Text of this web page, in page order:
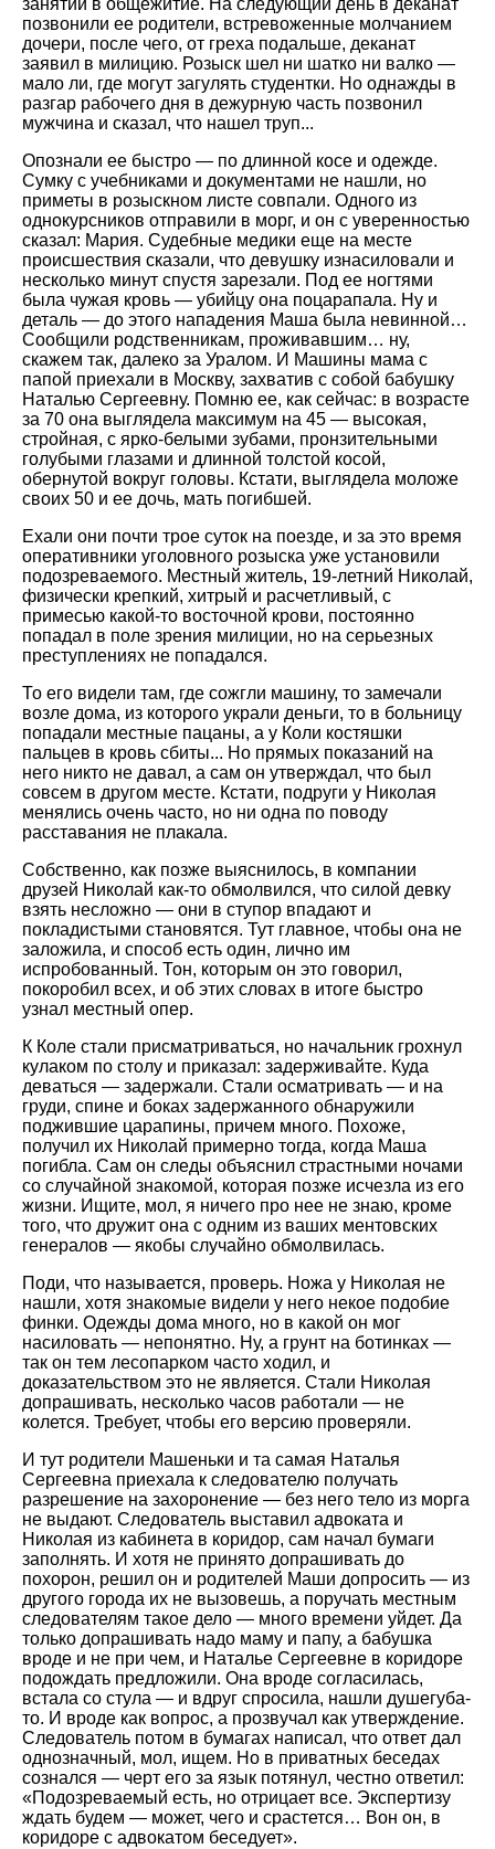
занятий в общежитие. На следующий день в деканат
позвонили ее родители, встревоженные молчанием
дочери, после чего, от греха подальше, деканат
заявил в милицию. Розыск шел ни шатко ни валко —
мало ли, где могут загулять студентки. Но однажды в
разгар рабочего дня в дежурную часть позвонил
мужчина и сказал, что нашел труп...
Опознали ее быстро — по длинной косе и одежде.
Сумку с учебниками и документами не нашли, но
приметы в розыскном листе совпали. Одного из
однокурсников отправили в морг, и он с уверенностью
сказал: Мария. Судебные медики еще на месте
происшествия сказали, что девушку изнасиловали и
несколько минут спустя зарезали. Под ее ногтями
была чужая кровь — убийцу она поцарапала. Ну и
деталь — до этого нападения Маша была невинной…
Сообщили родственникам, проживавшим… ну,
скажем так, далеко за Уралом. И Машины мама с
папой приехали в Москву, захватив с собой бабушку
Наталью Сергеевну. Помню ее, как сейчас: в возрасте
за 70 она выглядела максимум на 45 — высокая,
стройная, с ярко-белыми зубами, пронзительными
голубыми глазами и длинной толстой косой,
обернутой вокруг головы. Кстати, выглядела моложе
своих 50 и ее дочь, мать погибшей.
Ехали они почти трое суток на поезде, и за это время
оперативники уголовного розыска уже установили
подозреваемого. Местный житель, 19-летний Николай,
физически крепкий, хитрый и расчетливый, с
примесью какой-то восточной крови, постоянно
попадал в поле зрения милиции, но на серьезных
преступлениях не попадался.
То его видели там, где сожгли машину, то замечали
возле дома, из которого украли деньги, то в больницу
попадали местные пацаны, а у Коли костяшки
пальцев в кровь сбиты... Но прямых показаний на
него никто не давал, а сам он утверждал, что был
совсем в другом месте. Кстати, подруги у Николая
менялись очень часто, но ни одна по поводу
расставания не плакала.
Собственно, как позже выяснилось, в компании
друзей Николай как-то обмолвился, что силой девку
взять несложно — они в ступор впадают и
покладистыми становятся. Тут главное, чтобы она не
заложила, и способ есть один, лично им
испробованный. Тон, которым он это говорил,
покоробил всех, и об этих словах в итоге быстро
узнал местный опер.
К Коле стали присматриваться, но начальник грохнул
кулаком по столу и приказал: задерживайте. Куда
деваться — задержали. Стали осматривать — и на
груди, спине и боках задержанного обнаружили
поджившие царапины, причем много. Похоже,
получил их Николай примерно тогда, когда Маша
погибла. Сам он следы объяснил страстными ночами
со случайной знакомой, которая позже исчезла из его
жизни. Ищите, мол, я ничего про нее не знаю, кроме
того, что дружит она с одним из ваших ментовских
генералов — якобы случайно обмолвилась.
Поди, что называется, проверь. Ножа у Николая не
нашли, хотя знакомые видели у него некое подобие
финки. Одежды дома много, но в какой он мог
насиловать — непонятно. Ну, а грунт на ботинках —
так он тем лесопарком часто ходил, и
доказательством это не является. Стали Николая
допрашивать, несколько часов работали — не
колется. Требует, чтобы его версию проверяли.
И тут родители Машеньки и та самая Наталья
Сергеевна приехала к следователю получать
разрешение на захоронение — без него тело из морга
не выдают. Следователь выставил адвоката и
Николая из кабинета в коридор, сам начал бумаги
заполнять. И хотя не принято допрашивать до
похорон, решил он и родителей Маши допросить — из
другого города их не вызовешь, а поручать местным
следователям такое дело — много времени уйдет. Да
только допрашивать надо маму и папу, а бабушка
вроде и не при чем, и Наталье Сергеевне в коридоре
подождать предложили. Она вроде согласилась,
встала со стула — и вдруг спросила, нашли душегуба-
то. И вроде как вопрос, а прозвучал как утверждение.
Следователь потом в бумагах написал, что ответ дал
однозначный, мол, ищем. Но в приватных беседах
сознался — черт его за язык потянул, честно ответил:
«Подозреваемый есть, но отрицает все. Экспертизу
ждать будем — может, чего и срастется… Вон он, в
коридоре с адвокатом беседует».